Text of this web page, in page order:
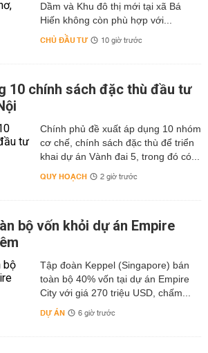
Dầm và Khu đô thị mới tại xã Bá
Hiến không còn phù hợp với...
CHỦ ĐẦU TƯ 10 giờ trước
10 chính sách đặc thù đầu tư
Chính phủ đề xuất áp dụng 10 nhóm
cơ chế, chính sách đặc thù để triển
khai dự án Vành đai 5, trong đó có...
QUY HOẠCH 2 giờ trước
bộ vốn khỏi dự án Empire
Tập đoàn Keppel (Singapore) bán
toàn bộ 40% vốn tại dự án Empire
City với giá 270 triệu USD, chấm...
DỰ ÁN 6 giờ trước